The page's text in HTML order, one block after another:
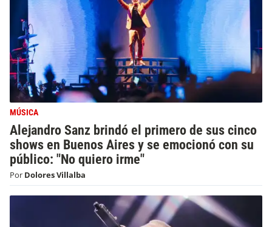
MÚSICA
Alejandro Sanz brindó el primero de sus cinco
shows en Buenos Aires y se emocionó con su
público: "No quiero irme"
Por Dolores Villalba